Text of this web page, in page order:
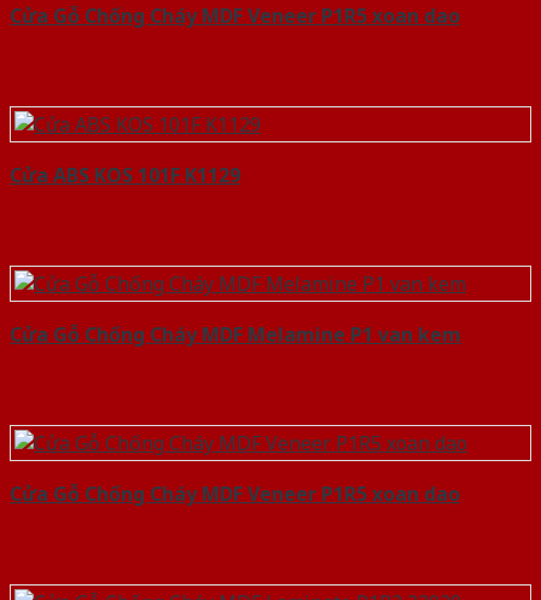
Cửa Gỗ Chống Cháy MDF Veneer P1R5 xoan dao
Cửa ABS KOS 101F K1129
Cửa Gỗ Chống Cháy MDF Melamine P1 van kem
Cửa Gỗ Chống Cháy MDF Veneer P1R5 xoan dao